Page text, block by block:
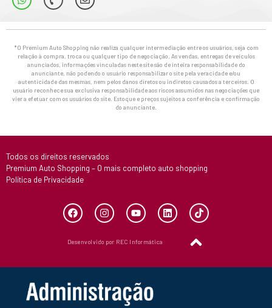
*O Premium Auto Shopping não realiza qualquer intermediação entre os usuários, seja com
relação à compra, troca ou qualquer tipo de negociação. As vendas, entregas de veículos
anunciados, informações vinculadas neste site são de inteira responsabilidade do
anunciante, não podendo o usuário responsabilizar o site pela veracidade e/ou
autenticidade das mesmas, nem pelos danos diretos ou indiretos causados a terceiros. O
usuário reconhece sua exclusiva responsabilidade aos riscos assumidos nas negociações que
vier a efetuar com os usuários do site. Estoque e preços sujeitos a conferência e confirmação
do anunciante.
Todos os direitos reservados
Premium Auto Shopping – O mais completo auto shopping
Política de Privacidade
Desenvolvido por REC Informática